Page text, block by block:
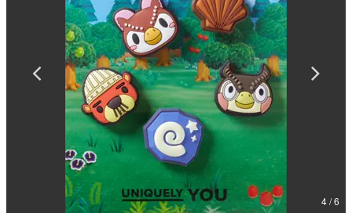
「経験値」「裏技」「ラスボス」… ゲームにまつわる言葉
の起源や用法の変遷を、コンピューター文化史研究家・タ
イニーP氏が徹底調査。
カテゴリ
特集記事
女性向け
アプリレビュー
4 / 6